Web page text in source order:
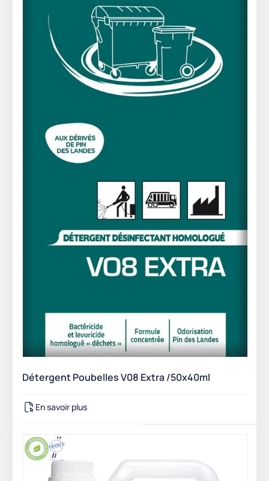
Détergent Poubelles V08 Extra /50x40ml
En savoir plus